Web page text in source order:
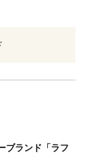
ブランド「ラフ